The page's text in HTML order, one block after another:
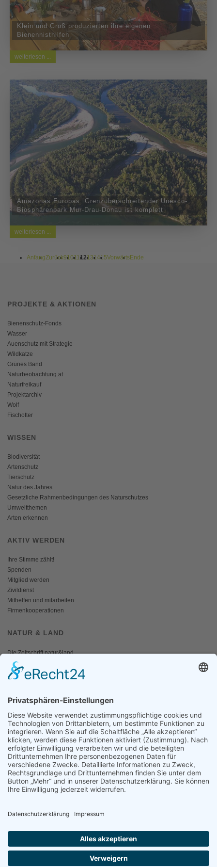
Klein und Groß produzierten ihre eigenen
Bienennisthilfen
weiterlesen ...
Amazonas Europas: Grenzüberschreitender Unesco-
Biosphärenpark Mur-Drau-Donau ist komplett
weiterlesen ...
AnfangZurück9101112131415VorwärtsEnde
PROJEKTE & AKTIONEN
Bienenschutz-Fonds
Wasser
Auenschutz mit Strategie
Wildkatze
Grünes Band
Naturbeobachtung.at
Naturfreikauf
Projektarchiv
Wolf
Fischotter
WISSEN
Biodiversität
Artenschutz
Tierschutz
Natur des Jahres
Gesetzliche Rahmenbedingungen des Naturschutzes
Umweltthemen
Arten erkennen
AKTIV WERDEN
Ihre Stimme zählt!
Spenden
Mitglied werden
Zivildienst
Mithelfen und mitarbeiten
Firmenkooperationen
NATUR & LAND
Die Zeitschrift natur&land
Archiv
Mediadaten
Fotos und Logos
Presseaussendungen
Presse
Presseinformationen abonnieren
ÜBER UNS
Naturschutzbund
Naturschutzjugend
Sponsoren & Partner